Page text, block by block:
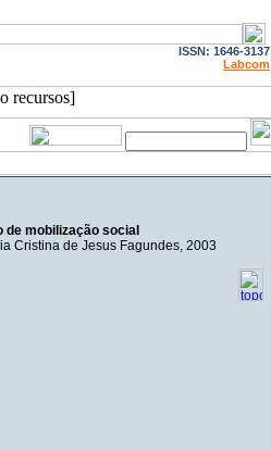
ISSN: 1646-3137
Labcom
mobilização social
Cristina de Jesus Fagundes, 2003